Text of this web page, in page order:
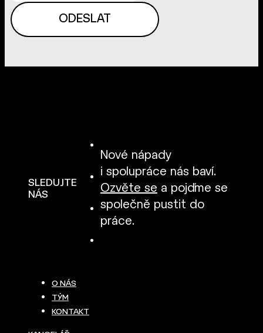
SLEDUJTE
NÁS
Nové nápady
i spolupráce nás baví.
Ozvěte se a pojďme se
společně pustit do
práce.
O NÁS
TÝM
KONTAKT